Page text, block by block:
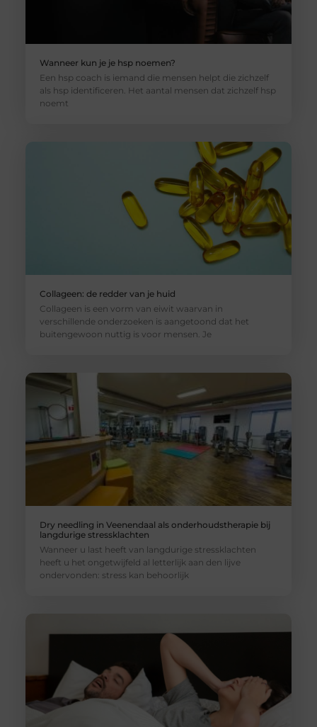
Wanneer kun je je hsp noemen?
Een hsp coach is iemand die mensen helpt die zichzelf
als hsp identificeren. Het aantal mensen dat zichzelf hsp
noemt
Collageen: de redder van je huid
Collageen is een vorm van eiwit waarvan in
verschillende onderzoeken is aangetoond dat het
buitengewoon nuttig is voor mensen. Je
Dry needling in Veenendaal als onderhoudstherapie bij
langdurige stressklachten
Wanneer u last heeft van langdurige stressklachten
heeft u het ongetwijfeld al letterlijk aan den lijve
ondervonden: stress kan behoorlijk